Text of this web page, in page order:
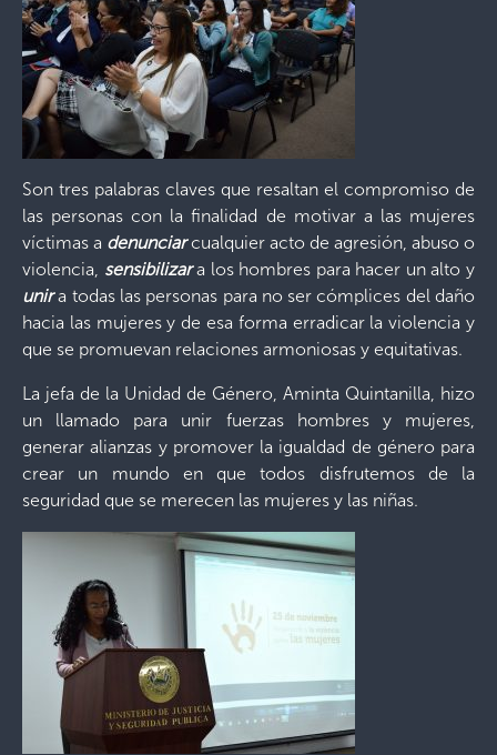
Son tres palabras claves que resaltan el compromiso de
las personas con la finalidad de motivar a las mujeres
víctimas a denunciarcualquier acto de agresión, abuso o
violencia, sensibilizara los hombres para hacer un alto y
unira todas las personas para no ser cómplices del daño
hacia las mujeres y de esa forma erradicar la violencia y
que se promuevan relaciones armoniosas y equitativas.
La jefa de la Unidad de Género, Aminta Quintanilla, hizo
un llamado para unir fuerzas hombres y mujeres,
generar alianzas y promover la igualdad de género para
crear un mundo en que todos disfrutemos de la
seguridad que se merecen las mujeres y las niñas.